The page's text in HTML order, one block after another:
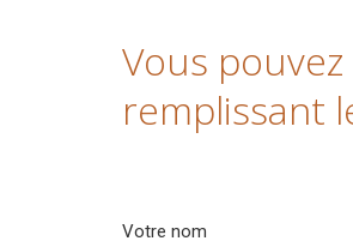
Vous
remplissant
Votre nom